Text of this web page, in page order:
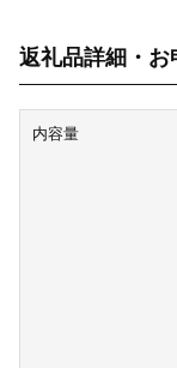
返礼品詳細・お
内容量